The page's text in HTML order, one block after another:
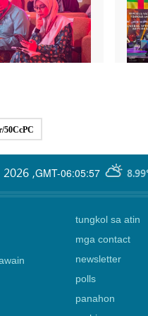
50CcPC
GMT-06:05:57
,
tungkol sa atin
mga contact
newsletter
polls
panahon